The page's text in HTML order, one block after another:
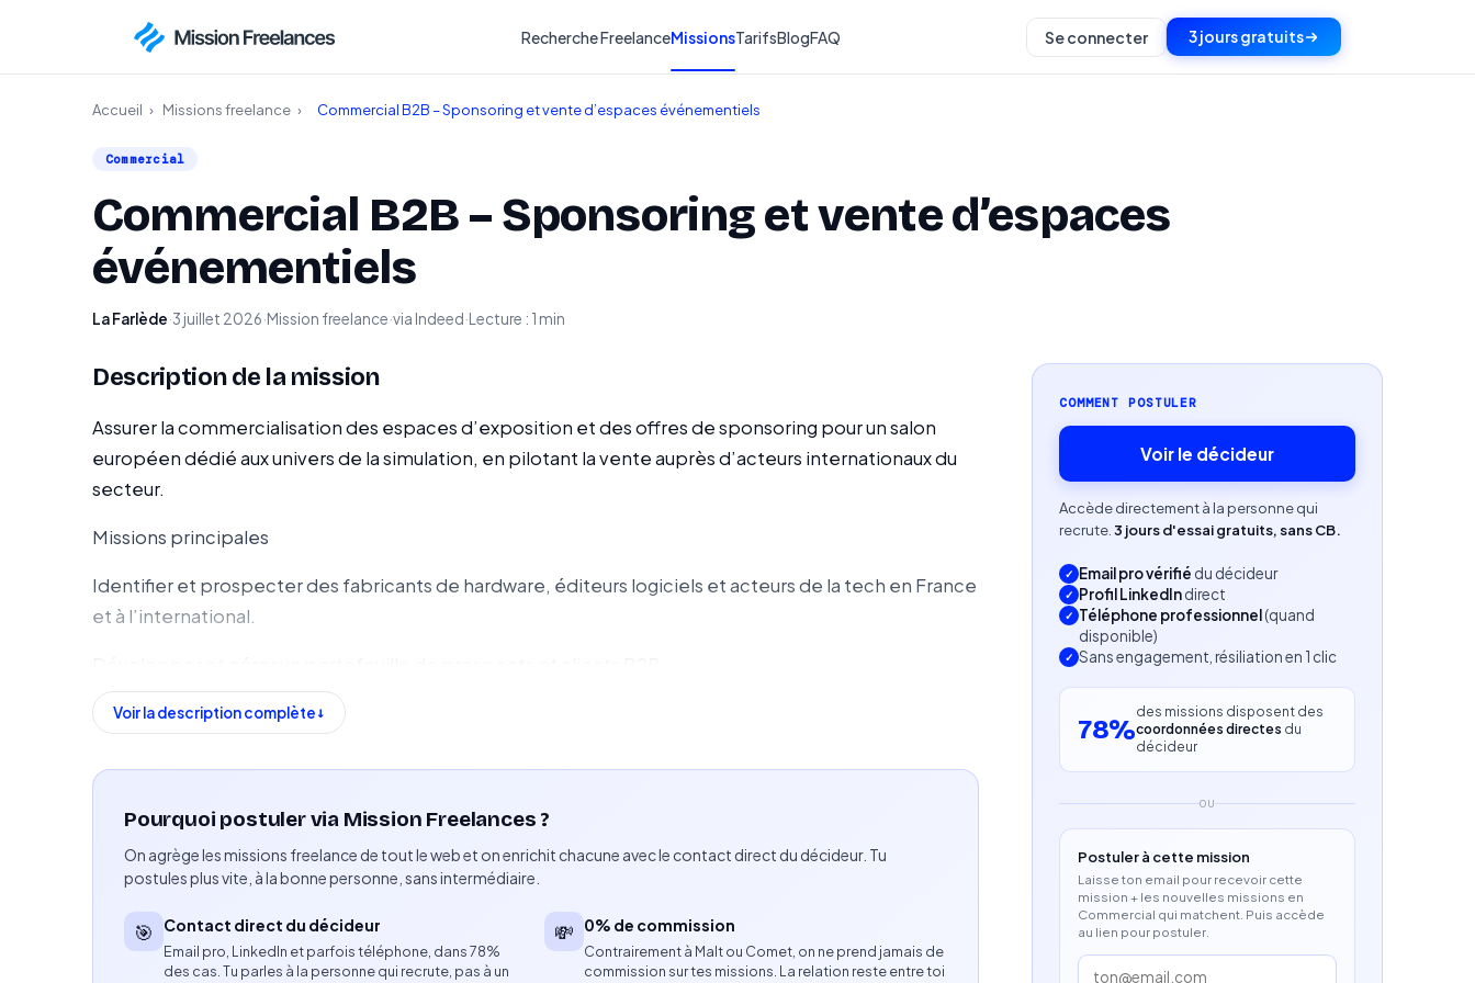
Recherche FreelanceMissionsTarifsBlogFAQ Se connecter 3 jours gratuits
Accueil › Missions freelance › Commercial B2B – Sponsoring et vente d’espaces événementiels
Commercial
Commercial B2B – Sponsoring et vente d’espaces
événementiels
La Farlède·3 juillet 2026·Mission freelance·via Indeed·Lecture : 1 min
Description de la mission
Assurer la commercialisation des espaces d’exposition et des offres de sponsoring pour un salon
européen dédié aux univers de la simulation, en pilotant la vente auprès d’acteurs internationaux du
secteur.
Missions principales
Identifier et prospecter des fabricants de hardware, éditeurs logiciels et acteurs de la tech en France
et à l’international.
Présenter l’événement et vendre des surfaces d’exposition ainsi que des offres de sponsoring
pour l’implantation des stands.
Compétences attendues
Expérience en vente B2B.
Voir la description complète
Pourquoi postuler via Mission Freelances ?
On agrège les missions freelance de tout le web et on enrichit chacune avec le contact direct du décideur. Tu
postules plus vite, à la bonne personne, sans intermédiaire.
🎯 Contact direct du décideur
Email pro, LinkedIn et parfois téléphone, dans 78%
des cas. Tu parles à la personne qui recrute, pas à un
💸 0% de commission
Contrairement à Malt ou Comet, on ne prend jamais de
commission sur tes missions. La relation reste entre toi
COMMENT POSTULER
Voir le décideur
Accède directement à la personne qui
recrute. 3 jours d'essai gratuits, sans CB.
Email pro vérifié du décideur
Profil LinkedIndirect
Téléphone professionnel(quand
disponible)
Sans engagement, résiliation en 1 clic
78%
des missions disposent des
coordonnées directes du
décideur
OU
Postuler à cette mission
Laisse ton email pour recevoir cette
mission + les nouvelles missions en
Commercial qui matchent. Puis accède
au lien pour postuler.